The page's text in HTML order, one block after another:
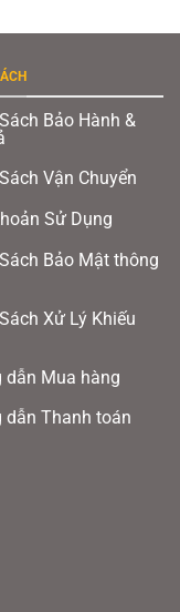
Bảo Hành &
Vận Chuyển
Sử Dụng
Bảo Mật thông
Xử Lý Khiếu
dẫn Mua hàng
dẫn Thanh toán